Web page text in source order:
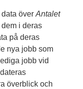
över Antalet
i deras
på deras
nya jobb som
jobb vid
överblick och